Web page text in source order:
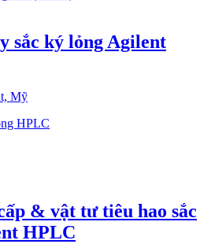
sắc ký lỏng Agilent
Mỹ
HPLC
& vật tư tiêu hao sắc
HPLC